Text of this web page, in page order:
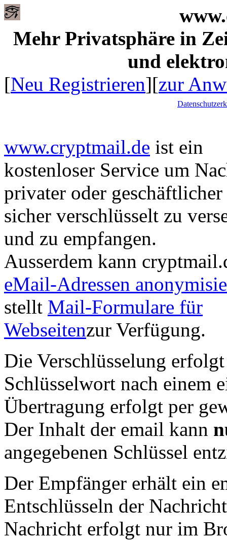
Mehr Privatsphäre in
und
[Neu Registrieren][zur
www.cryptmail.de ist ein
kostenloser Service um
privater oder
sicher verschlüsselt zu
und zu empfangen.
Ausserdem kann
eMail-Adressen
stellt Mail-Formulare für
Webseitenzur Verfügung.
Die Verschlüsselung
Schlüsselwort nach einem
Übertragung erfolgt per
Der Inhalt der email kann
angegebenen Schlüssel
Der Empfänger erhält ein
Entschlüsseln der
Nachricht erfolgt nur im